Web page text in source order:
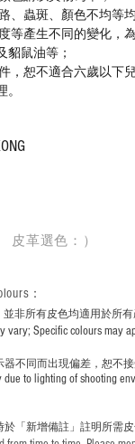
、蟲斑、顏色不均等
等產生不同的變化，
貂鼠油等；
，恕不適合六歲以下
皮革選色：）
非所有皮色均適用於所
Specific colours may
器不同而出現偏差，恕不接
to lighting of shooting
「新增備註」註明 所需皮
：